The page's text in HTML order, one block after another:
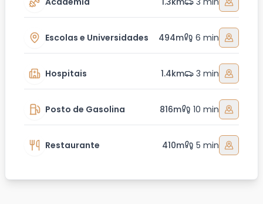
Escolas e Universidades 494m 6 min
Hospitais 1.4km 3 min
Posto de Gasolina 816m 10 min
Restaurante 410m 5 min